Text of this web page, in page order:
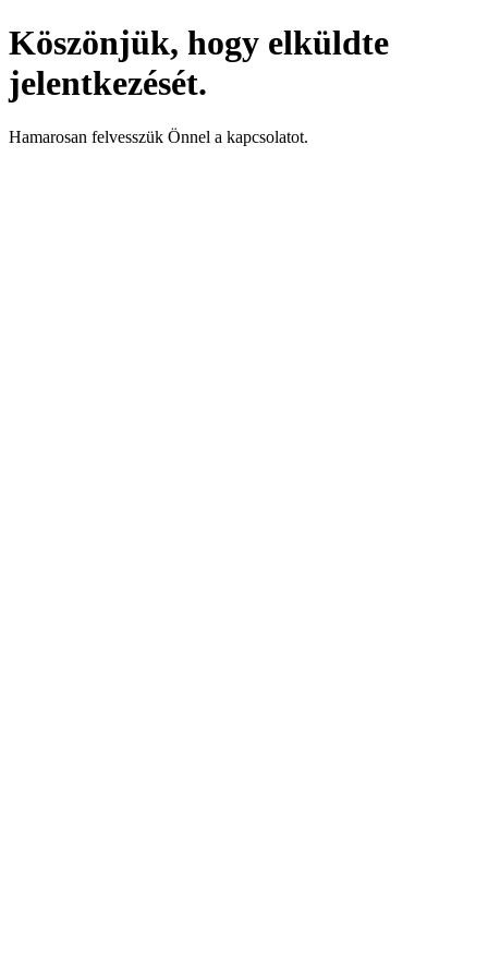
Köszönjük, hogy elküldte
jelentkezését.
Hamarosan felvesszük Önnel a kapcsolatot.